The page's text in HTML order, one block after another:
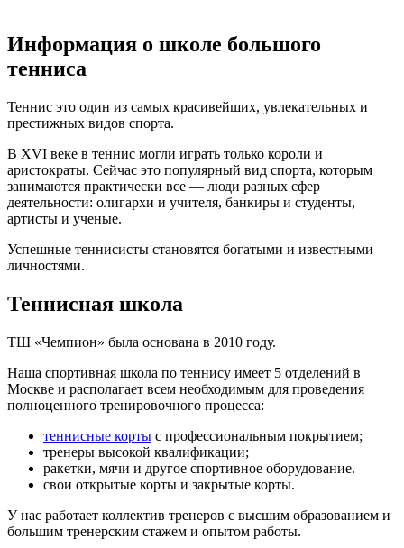
Информация о школе большого
тенниса
Теннис это один из самых красивейших, увлекательных и
престижных видов спорта.
В XVI веке в теннис могли играть только короли и
аристократы. Сейчас это популярный вид спорта, которым
занимаются практически все — люди разных сфер
деятельности: олигархи и учителя, банкиры и студенты,
артисты и ученые.
Успешные теннисисты становятся богатыми и известными
личностями.
Теннисная школа
ТШ «Чемпион» была основана в 2010 году.
Наша спортивная школа по теннису имеет 5 отделений в
Москве и располагает всем необходимым для проведения
полноценного тренировочного процесса:
теннисные корты с профессиональным покрытием;
тренеры высокой квалификации;
ракетки, мячи и другое спортивное оборудование.
свои открытые корты и закрытые корты.
У нас работает коллектив тренеров с высшим образованием и
большим тренерским стажем и опытом работы.